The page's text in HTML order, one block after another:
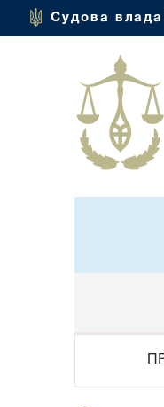
Судова влада